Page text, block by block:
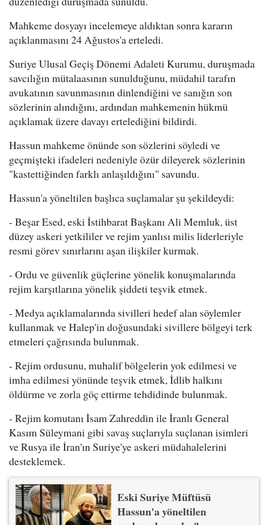
Mahkeme dosyayı incelemeye aldıktan sonra kararın
açıklanmasını 24 Ağustos'a erteledi.
Suriye Ulusal Geçiş Dönemi Adaleti Kurumu, duruşmada
savcılığın mütalaasının sunulduğunu, müdahil tarafın
avukatının savunmasının dinlendiğini ve sanığın son
sözlerinin alındığını, ardından mahkemenin hükmü
açıklamak üzere davayı ertelediğini bildirdi.
Hassun mahkeme önünde son sözlerini söyledi ve
geçmişteki ifadeleri nedeniyle özür dileyerek sözlerinin
"kastettiğinden farklı anlaşıldığını" savundu.
Hassun'a yöneltilen başlıca suçlamalar şu şekildeydi:
- Beşar Esed, eski İstihbarat Başkanı Ali Memluk, üst
düzey askeri yetkililer ve rejim yanlısı milis liderleriyle
resmi görev sınırlarını aşan ilişkiler kurmak.
- Ordu ve güvenlik güçlerine yönelik konuşmalarında
rejim karşıtlarına yönelik şiddeti teşvik etmek.
- Medya açıklamalarında sivilleri hedef alan söylemler
kullanmak ve Halep'in doğusundaki sivillere bölgeyi terk
etmeleri çağrısında bulunmak.
- Rejim ordusunu, muhalif bölgelerin yok edilmesi ve
imha edilmesi yönünde teşvik etmek, İdlib halkını
öldürme ve zorla göç ettirme tehdidinde bulunmak.
- Rejim komutanı İsam Zahreddin ile İranlı General
Kasım Süleymani gibi savaş suçlarıyla suçlanan isimleri
ve Rusya ile İran'ın Suriye'ye askeri müdahalelerini
desteklemek.
Eski Suriye Müftüsü
Hassun'a yöneltilen